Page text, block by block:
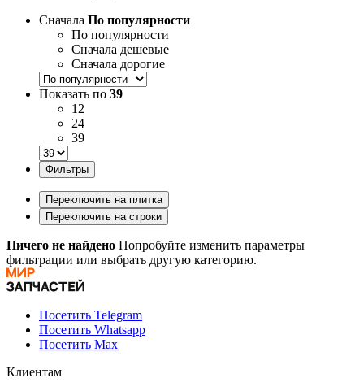
Сначала По популярности
По популярности
Сначала дешевые
Сначала дорогие
Показать по 39
12
24
39
Фильтры
Переключить на плитка
Переключить на строки
Ничего не найдено Попробуйте изменить параметры
фильтрации или выбрать другую категорию.
Посетить Telegram
Посетить Whatsapp
Посетить Max
Клиентам